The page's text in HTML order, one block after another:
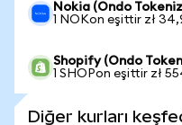
Nokia (Ondo
1 NOKon eşittir zł
Shopify (Ondo
1 SHOPon eşittir zł
Diğer kurları